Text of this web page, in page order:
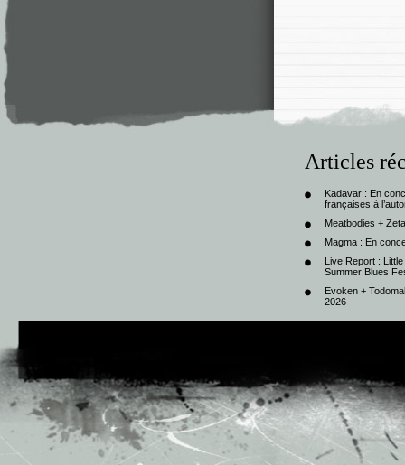
Articles
Kadavar : En
françaises à
Meatbodies +
Magma : En
Live Report :
Summer Blues
Evoken +
2026